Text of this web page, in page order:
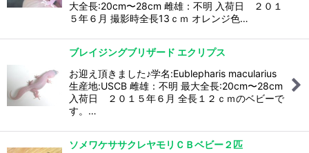
大全長:20cm〜28cm 雌雄：不明 入荷日 ２０１
５年６月 撮影時全長13ｃｍ オレンジ色…
ブレイジングブリザード エクリプス
お迎え頂きました♪学名:Eublepharis macularius
生産地:USCB 雌雄：不明 最大全長:20cm〜28cm
入荷日 ２０１５年６月 全長１２ｃｍのベビーで
す。…
ソメワケササクレヤモリＣＢベビー２匹